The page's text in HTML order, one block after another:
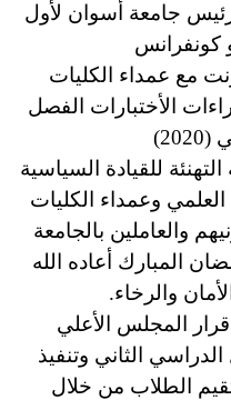
جامعة أسوان لأول
كونفرانس
مع عمداء الكليات
الأختبارات الفصل
للقيادة السياسية
العلمي وعمداء الكليات
والعاملين بالجامعة
المبارك أعاده الله
والرخاء.
المجلس الأعلي
الثاني وتنفيذ
تقيم الطلاب من خلال